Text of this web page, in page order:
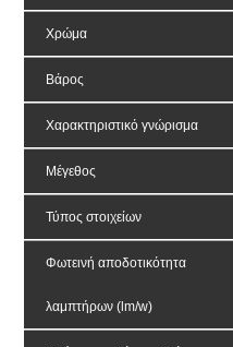
Χρώμα
Βάρος
Χαρακτηριστικό γνώρισμα
Μέγεθος
Τύπος στοιχείων
Φωτεινή αποδοτικότητα
λαμπτήρων (lm/w)